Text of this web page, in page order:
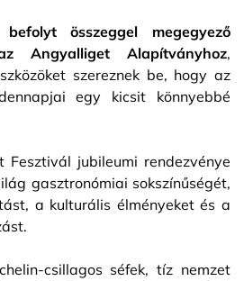
összeggel megegyező
Angyalliget Alapítványhoz,
szereznek be, hogy az
egy kicsit könnyebbé
Fesztivál jubileumi rendezvénye
gasztronómiai sokszínűségét,
a kulturális élményeket és a
csillagos séfek, tíz nemzet